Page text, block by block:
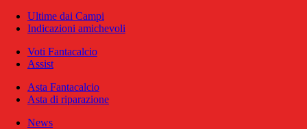
Ultime dai Campi
Indicazioni amichevoli
Voti Fantacalcio
Assist
Asta Fantacalcio
Asta di riparazione
News